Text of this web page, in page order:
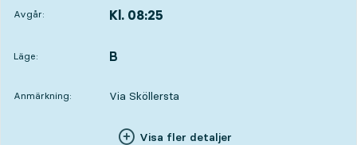
Avgår: Kl. 08:25
Läge:
LÄGE, B
,
Anmärkning: Via Sköllersta
Visa fler detaljer